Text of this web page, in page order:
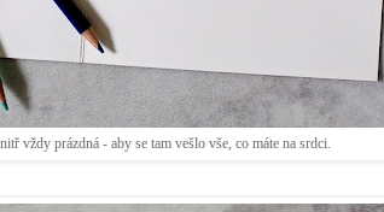
vždy prázdná - aby se tam vešlo vše, co máte na srdci.